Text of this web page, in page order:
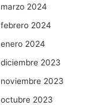
marzo 2024
febrero 2024
enero 2024
diciembre 2023
noviembre 2023
octubre 2023